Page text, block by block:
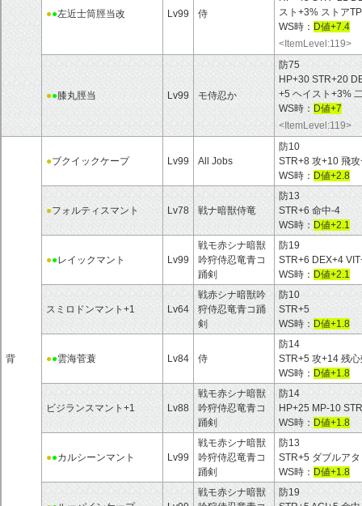
●●左近士筒脛当改 Lv99 侍
スト+3% ストア
WS時： D値+7.4
<ItemLevel:119>
●●膝丸脛当 Lv99 モ侍忍か
防75
HP+30 STR+20
+5 ヘイスト+3%
WS時： D値+7
<ItemLevel:119>
背
●ブクイックケープ Lv99 All Jobs
防10
STR+8 攻+10 飛
WS時： D値+2.8
●フォルティスマント Lv78 戦ナ暗獣侍竜
防13
STR+6 命中-4
WS時： D値+2.1
●●レイックマント Lv99
戦モ赤シナ暗獣
吟狩侍忍竜青コ
踊剣
防19
STR+6 DEX+4
WS時： D値+2.1
スミロドンマント+1 Lv64
戦赤シナ暗獣吟
狩侍忍竜青コ踊
剣
防10
STR+5
WS時： D値+1.8
●●雲海菅蓑 Lv84 侍
防14
STR+5 攻+14 残
WS時： D値+1.8
ビジランスマント+1 Lv88
戦モ赤シナ暗獣
吟狩侍忍竜青コ
踊剣
防14
HP+25 MP-10
WS時： D値+1.8
●●カルシーンマント Lv99
戦モ赤シナ暗獣
吟狩侍忍竜青コ
踊剣
防13
STR+5 ダブルア
WS時： D値+1.8
戦モ赤シナ暗獣
防19